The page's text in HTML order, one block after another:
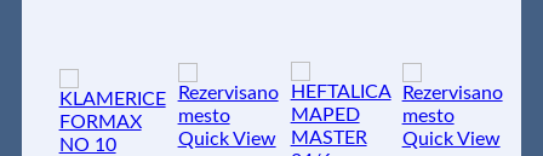
Quick View Quick View